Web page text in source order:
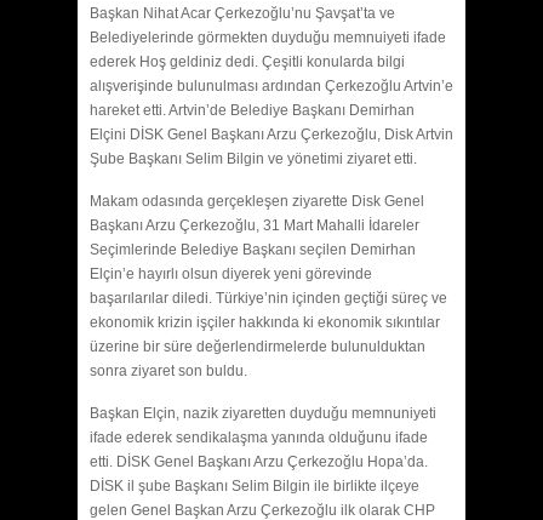
Başkan Nihat Acar Çerkezoğlu’nu Şavşat’ta ve
Belediyelerinde görmekten duyduğu memnuiyeti ifade
ederek Hoş geldiniz dedi. Çeşitli konularda bilgi
alışverişinde bulunulması ardından Çerkezoğlu Artvin’e
hareket etti. Artvin’de Belediye Başkanı Demirhan
Elçini DİSK Genel Başkanı Arzu Çerkezoğlu, Disk Artvin
Şube Başkanı Selim Bilgin ve yönetimi ziyaret etti.
Makam odasında gerçekleşen ziyarette Disk Genel
Başkanı Arzu Çerkezoğlu, 31 Mart Mahalli İdareler
Seçimlerinde Belediye Başkanı seçilen Demirhan
Elçin’e hayırlı olsun diyerek yeni görevinde
başarılarılar diledi. Türkiye’nin içinden geçtiği süreç ve
ekonomik krizin işçiler hakkında ki ekonomik sıkıntılar
üzerine bir süre değerlendirmelerde bulunulduktan
sonra ziyaret son buldu.
Başkan Elçin, nazik ziyaretten duyduğu memnuniyeti
ifade ederek sendikalaşma yanında olduğunu ifade
etti. DİSK Genel Başkanı Arzu Çerkezoğlu Hopa’da.
DİSK il şube Başkanı Selim Bilgin ile birlikte ilçeye
gelen Genel Başkan Arzu Çerkezoğlu ilk olarak CHP